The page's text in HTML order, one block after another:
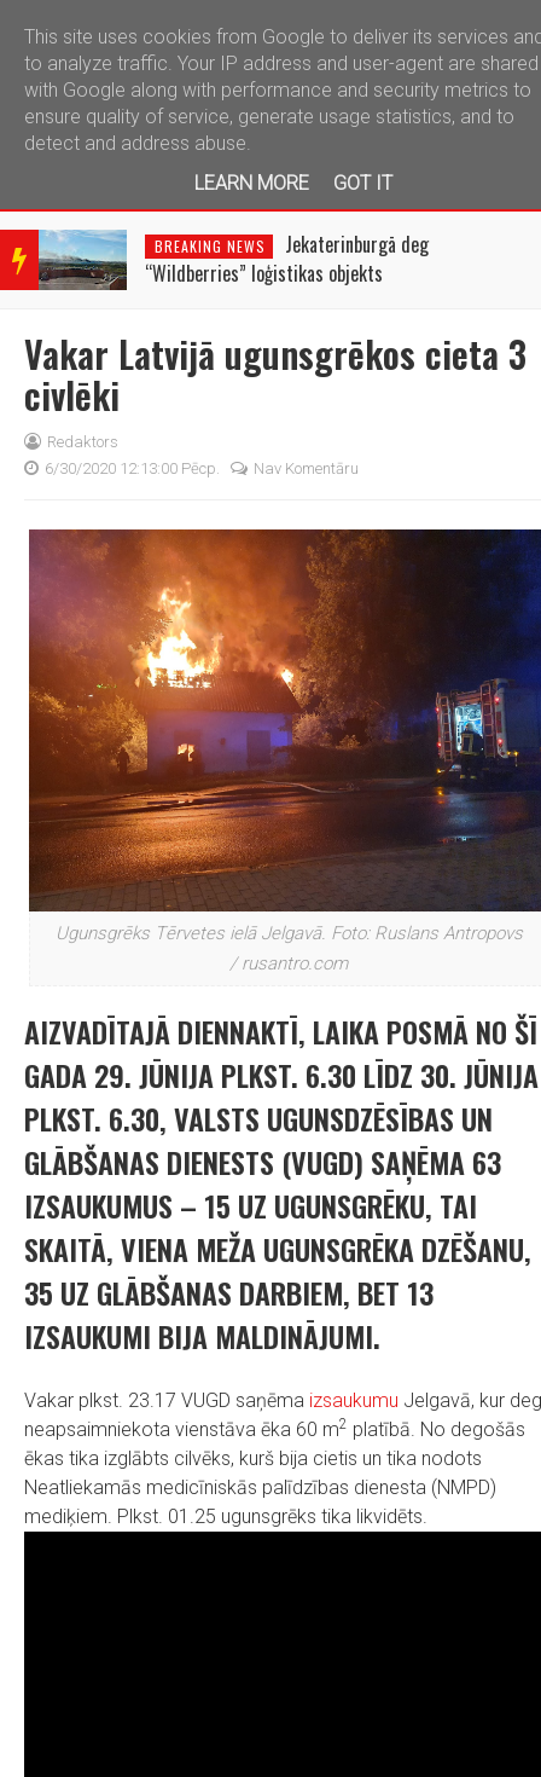
telegram
BRE
AKIN
NEW
BREAKING NEWS
Jekaterinburgā deg
“Wildberries” loģistikas objekts
Vakar Latvijā ugunsgrēkos cieta 3
civlēki
Redaktors
6/30/2020 12:13:00 Pēcp.
Nav Komentāru
Ugunsgrēks Tērvetes ielā Jelgavā. Foto: Ruslans Antropovs
/ rusantro.com
AIZVADĪTAJĀ DIENNAKTĪ, LAIKA POSMĀ NO ŠĪ
GADA 29. JŪNIJA PLKST. 6.30 LĪDZ 30. JŪNIJA
PLKST. 6.30, VALSTS UGUNSDZĒSĪBAS UN
GLĀBŠANAS DIENESTS (VUGD) SAŅĒMA 63
IZSAUKUMUS – 15 UZ UGUNSGRĒKU, TAI
SKAITĀ, VIENA MEŽA UGUNSGRĒKA DZĒŠANU,
35 UZ GLĀBŠANAS DARBIEM, BET 13
IZSAUKUMI BIJA MALDINĀJUMI.
Vakar plkst. 23.17 VUGD saņēma izsaukumu Jelgavā, kur
neapsaimniekota vienstāva ēka 60 m2 platībā. No degošās
ēkas tika izglābts cilvēks, kurš bija cietis un tika nodots
Neatliekamās medicīniskās palīdzības dienesta (NMPD)
mediķiem. Plkst. 01.25 ugunsgrēks tika likvidēts.
This site uses cookies from Google to deliver its services
to analyze traffic. Your IP address and user-agent are shared
with Google along with performance and security metrics to
ensure quality of service, generate usage statistics, and to
detect and address abuse.
LEARN MORE
GOT IT